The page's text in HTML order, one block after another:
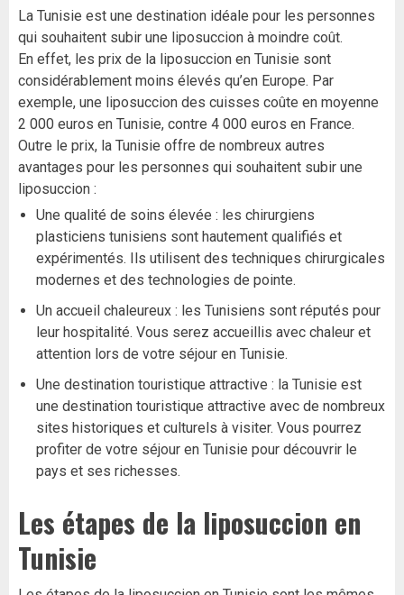
La Tunisie est une destination idéale pour les personnes
qui souhaitent subir une liposuccion à moindre coût.
En effet, les prix de la liposuccion en Tunisie sont
considérablement moins élevés qu’en Europe. Par
exemple, une liposuccion des cuisses coûte en moyenne
2 000 euros en Tunisie, contre 4 000 euros en France.
Outre le prix, la Tunisie offre de nombreux autres
avantages pour les personnes qui souhaitent subir une
liposuccion :
Une qualité de soins élevée : les chirurgiens
plasticiens tunisiens sont hautement qualifiés et
expérimentés. Ils utilisent des techniques chirurgicales
modernes et des technologies de pointe.
Un accueil chaleureux : les Tunisiens sont réputés pour
leur hospitalité. Vous serez accueillis avec chaleur et
attention lors de votre séjour en Tunisie.
Une destination touristique attractive : la Tunisie est
une destination touristique attractive avec de nombreux
sites historiques et culturels à visiter. Vous pourrez
profiter de votre séjour en Tunisie pour découvrir le
pays et ses richesses.
Les étapes de la liposuccion en
Tunisie